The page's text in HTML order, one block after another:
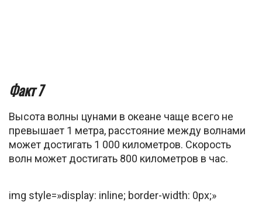
Факт 7
Высота волны цунами в океане чаще всего не
превышает 1 метра, расстояние между волнами
может достигать 1 000 километров. Скорость
волн может достигать 800 километров в час.
img style=»display: inline; border-width: 0px;»